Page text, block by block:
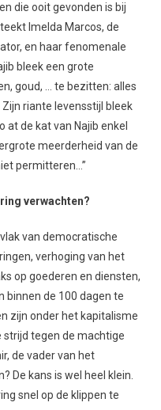
die ooit gevonden is bij
Imelda Marcos, de
en haar fenomenale
bleek een grote
goud, … te bezitten: alles
riante levensstijl bleek
at de kat van Najib enkel
meerderheid van de
permitteren…”
verwachten?
van democratische
verhoging van het
op goederen en diensten,
binnen de 100 dagen te
zijn onder het kapitalisme
strijd tegen de machtige
de vader van het
De kans is wel heel klein.
snel op de klippen te